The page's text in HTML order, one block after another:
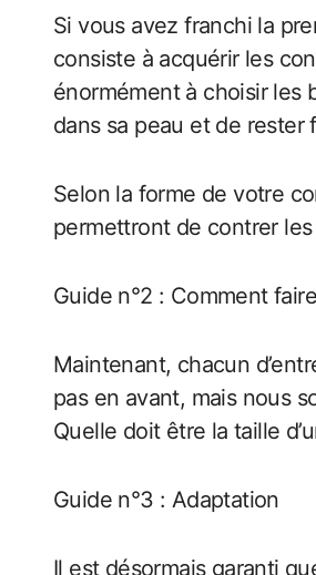
Si vous avez franchi la
consiste à acquérir les
énormément à choisir les
dans sa peau et de rester
Selon la forme de votre
permettront de contrer
Guide n°2 : Comment
Maintenant, chacun
pas en avant, mais nous
Quelle doit être la taille
Guide n°3 : Adaptation
Il est désormais garanti